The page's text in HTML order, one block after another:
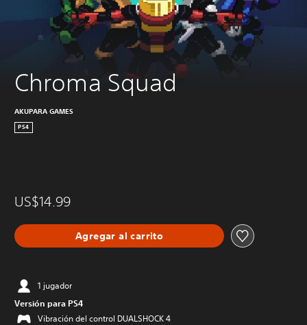
Chroma Squad
AKUPARA GAMES
PS4
US$14.99
Agregar al carrito
1 jugador
Versión para PS4
Vibración del control DUALSHOCK 4